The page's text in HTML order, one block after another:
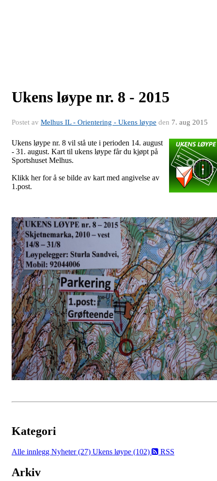
Ukens løype nr. 8 - 2015
Postet av Melhus IL - Orientering - Ukens løype den 7. aug 2015
Ukens løype nr. 8 vil stå ute i perioden 14. august
- 31. august. Kart til ukens løype får du kjøpt på
Sportshuset Melhus.
Klikk her for å se bilde av kart med angivelse av
1.post.
Kategori
Alle innlegg Nyheter (27) Ukens løype (102) RSS
Arkiv